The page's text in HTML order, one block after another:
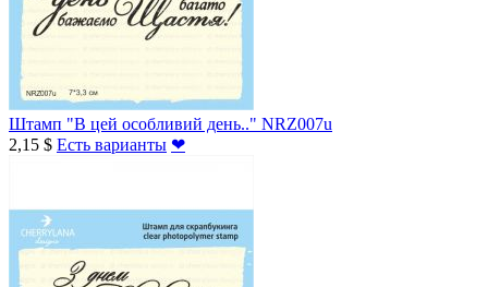
Штамп "В цей особливий день.." NRZ007u
2,15 $ Есть варианты ❤